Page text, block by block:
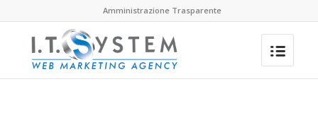
Amministrazione Trasparente